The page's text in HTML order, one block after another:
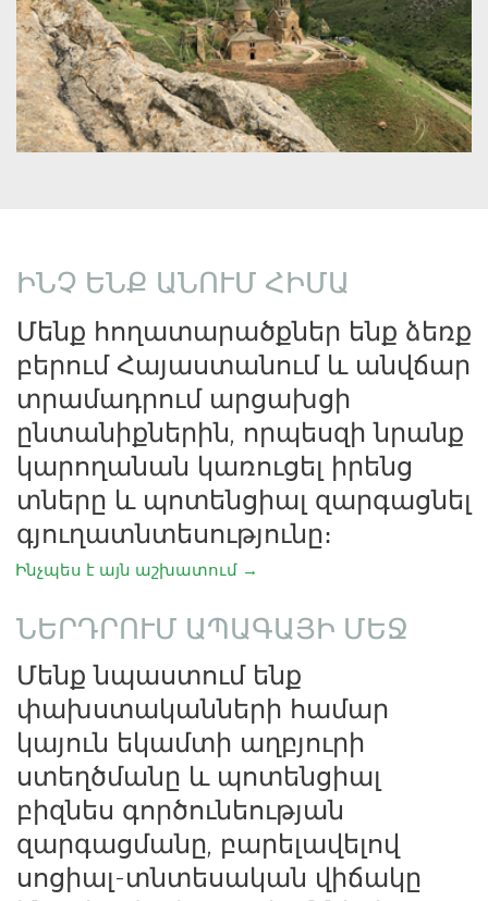
ԻՆՉ ԵՆՔ ԱՆՈՒՄ ՀԻՄԱ
Մենք հողատարածքներ ենք ձեռք
բերում Հայաստանում և անվճար
տրամադրում արցախցի
ընտանիքներին, որպեսզի նրանք
կարողանան կառուցել իրենց
տները և պոտենցիալ զարգացնել
գյուղատնտեսությունը։
Ինչպես է այն աշխատում →
ՆԵՐԴՐՈՒՄ ԱՊԱԳԱՅԻ ՄԵՋ
Մենք նպաստում ենք
փախստականների համար
կայուն եկամտի աղբյուրի
ստեղծմանը և պոտենցիալ
բիզնես գործունեության
զարգացմանը, բարելավելով
սոցիալ-տնտեսական վիճակը